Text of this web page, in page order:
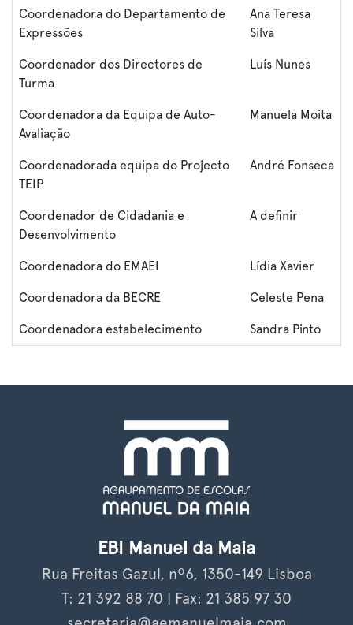
Coordenadora do Departamento de
Expressões
Ana Teresa
Silva
Coordenador dos Directores de
Turma
Luís Nunes
Coordenadora da Equipa de Auto-
Avaliação
Manuela Moita
Coordenadorada equipa do Projecto
TEIP
André Fonseca
Coordenador de Cidadania e
Desenvolvimento
A definir
Coordenadora do EMAEI Lídia Xavier
Coordenadora da BECRE Celeste Pena
Coordenadora estabelecimento Sandra Pinto
EBI Manuel da Maia
Rua Freitas Gazul, nº6, 1350-149 Lisboa
T: 21 392 88 70 | Fax: 21 385 97 30